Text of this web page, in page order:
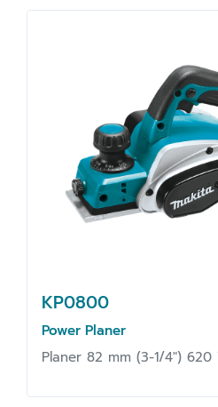
KP0800
Power Planer
Planer 82 mm (3-1/4") 620